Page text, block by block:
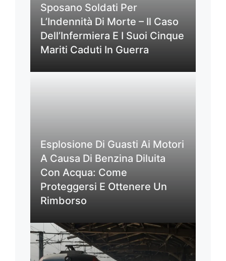
Sposano Soldati Per
L’Indennità Di Morte – Il Caso
Dell’Infermiera E I Suoi Cinque
Mariti Caduti In Guerra
Esplosione Di Guasti Ai Motori
A Causa Di Benzina Diluita
Con Acqua: Come
Proteggersi E Ottenere Un
Rimborso